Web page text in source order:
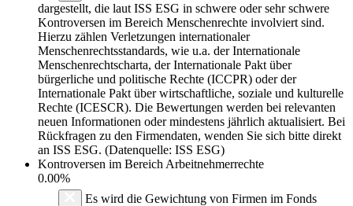
dargestellt, die laut ISS ESG in schwere oder sehr schwere
Kontroversen im Bereich Menschenrechte involviert sind.
Hierzu zählen Verletzungen internationaler
Menschenrechtsstandards, wie u.a. der Internationale
Menschenrechtscharta, der Internationale Pakt über
bürgerliche und politische Rechte (ICCPR) oder der
Internationale Pakt über wirtschaftliche, soziale und kulturelle
Rechte (ICESCR). Die Bewertungen werden bei relevanten
neuen Informationen oder mindestens jährlich aktualisiert. Bei
Rückfragen zu den Firmendaten, wenden Sie sich bitte direkt
an ISS ESG. (Datenquelle: ISS ESG)
Kontroversen im Bereich Arbeitnehmerrechte
0.00%
Es wird die Gewichtung von Firmen im Fonds